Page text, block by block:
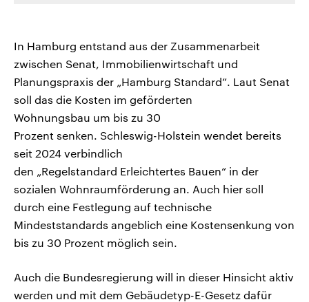
In Hamburg entstand aus der Zusammenarbeit
zwischen Senat, Immobilienwirtschaft und
Planungspraxis der „Hamburg Standard”. Laut Senat
soll das die Kosten im geförderten
Wohnungsbau um bis zu 30
Prozent senken. Schleswig-Holstein wendet bereits
seit 2024 verbindlich
den „Regelstandard Erleichtertes Bauen“ in der
sozialen Wohnraumförderung an. Auch hier soll
durch eine Festlegung auf technische
Mindeststandards angeblich eine Kostensenkung von
bis zu 30 Prozent möglich sein.
Auch die Bundesregierung will in dieser Hinsicht aktiv
werden und mit dem Gebäudetyp-E-Gesetz dafür